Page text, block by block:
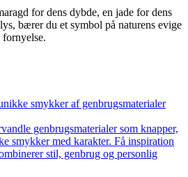
for dens dybde, en jade for dens
bærer du et symbol på naturens evige
smykker af genbrugsmaterialer
genbrugsmaterialer som knapper,
smykker med karakter. Få inspiration
stil, genbrug og personlig